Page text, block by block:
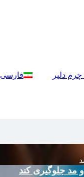
چرم دلیر
فارسی
مد جلوگیری کند